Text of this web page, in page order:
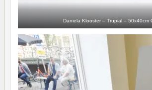
Daniela Klooster – Trupial –